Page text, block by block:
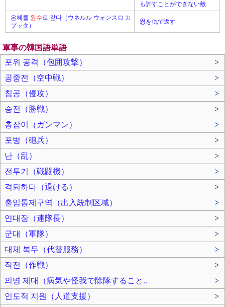
も許すことができない敵
은혜를 원수로 갚다（ウネルル ウォンスロ カ
プッタ）
恩を仇で返す
軍事の韓国語単語
포위 공격（包囲攻撃）
>
공중전（空中戦）
>
침공（侵攻）
>
승전（勝戦）
>
총잡이（ガンマン）
>
포병（砲兵）
>
난（乱）
>
전투기（戦闘機）
>
격퇴하다（退ける）
>
출입통제구역（出入統制区域）
>
연대장（連隊長）
>
군대（軍隊）
>
대체 복무（代替服務）
>
작전（作戦）
>
의병 제대（病気や怪我で除隊すること..
>
인도적 지원（人道支援）
>